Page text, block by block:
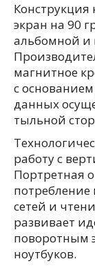
Конструкция
экран на 90
альбомной и
магнитное
с
данных
тыльной
работу с
Портретная
сетей и
развивает
поворотным
ноутбуков.